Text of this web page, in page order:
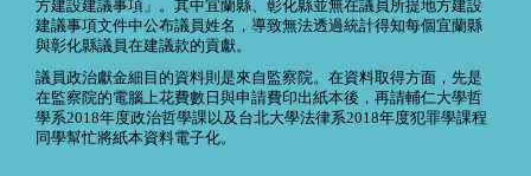
方建設建議事項」。其中宜蘭縣、彰化縣並無在議員所提地方建設
建議事項文件中公布議員姓名，導致無法透過統計得知每個宜蘭縣
與彰化縣議員在建議款的貢獻。
議員政治獻金細目的資料則是來自監察院。在資料取得方面，先是
在監察院的電腦上花費數日與申請費印出紙本後，再請輔仁大學哲
學系2018年度政治哲學課以及台北大學法律系2018年度犯罪學課程
同學幫忙將紙本資料電子化。